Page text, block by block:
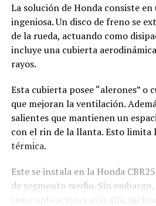
La solución de Honda consiste
ingeniosa. Un disco de freno se
de la rueda, actuando como
incluye una cubierta
rayos.
Esta cubierta posee “alerones” o
que mejoran la ventilación.
salientes que mantienen un
con el rin de la llanta. Esto limita
térmica.
Este se instala en la Honda
de segmento medio. Sin